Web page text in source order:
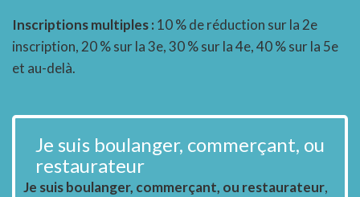
Inscriptions multiples : 10 % de réduction sur la 2e
inscription, 20 % sur la 3e, 30 % sur la 4e, 40 % sur la 5e
et au-delà.
Je suis boulanger, commerçant, ou
restaurateur
Je suis boulanger, commerçant, ou restaurateur,